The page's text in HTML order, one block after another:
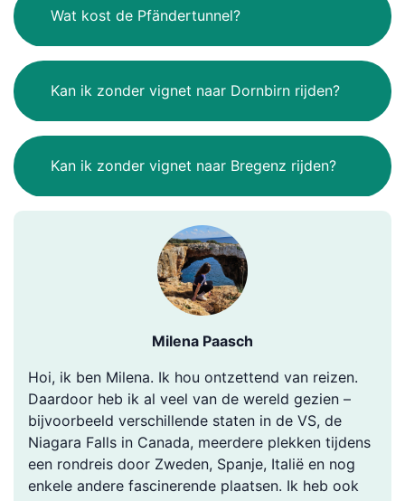
Wat kost de Pfändertunnel?
Kan ik zonder vignet naar Dornbirn rijden?
Kan ik zonder vignet naar Bregenz rijden?
Milena Paasch
Hoi, ik ben Milena. Ik hou ontzettend van reizen.
Daardoor heb ik al veel van de wereld gezien –
bijvoorbeeld verschillende staten in de VS, de
Niagara Falls in Canada, meerdere plekken tijdens
een rondreis door Zweden, Spanje, Italië en nog
enkele andere fascinerende plaatsen. Ik heb ook